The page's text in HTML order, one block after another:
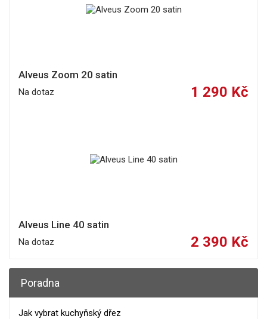
Alveus Zoom 20 satin
Na dotaz 1 290 Kč
Alveus Line 40 satin
Na dotaz 2 390 Kč
Poradna
Jak vybrat kuchyňský dřez